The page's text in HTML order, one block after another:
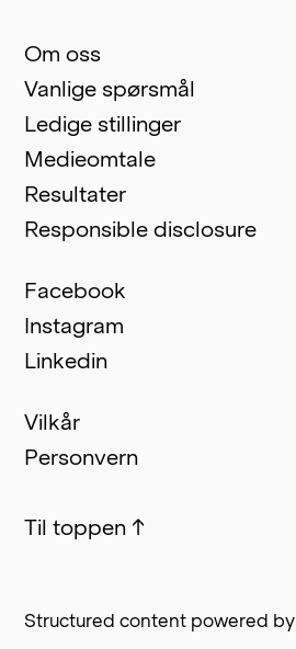
Om oss
Vanlige spørsmål
Ledige stillinger
Medieomtale
Resultater
Responsible disclosure
Facebook
Instagram
Linkedin
Vilkår
Personvern
Til toppen ↑
Structured content powered by